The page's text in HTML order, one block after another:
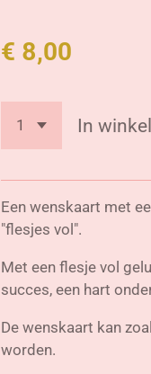
€ 8,00
In
Een wenskaart met
"flesjes vol".
Met een flesje vol
succes, een hart
De wenskaart kan
worden.